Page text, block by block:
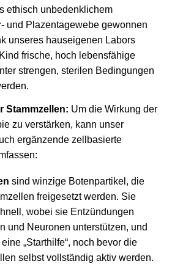
ethisch unbedenklichem
und Plazentagewebe gewonnen
unseres hauseigenen Labors
frische, hoch lebensfähige
strengen, sterilen Bedingungen
Stammzellen: Um die Wirkung der
zu verstärken, kann unser
ergänzende zellbasierte
sind winzige Botenpartikel, die
freigesetzt werden. Sie
wobei sie Entzündungen
und Neuronen unterstützen, und
„Starthilfe“, noch bevor die
selbst vollständig aktiv werden.